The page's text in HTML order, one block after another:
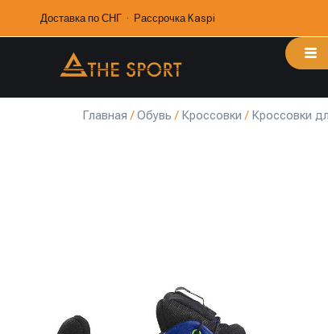
Доставка по СНГ · Рассрочка Kaspi
Главная /Обувь / Кроссовки / Кроссовки